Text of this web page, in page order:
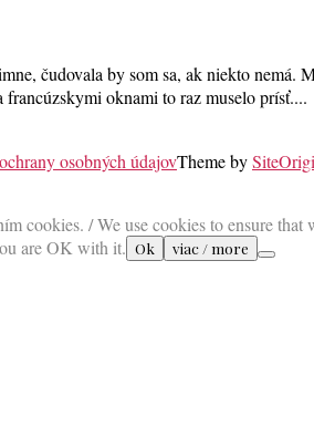
čudovala by som sa, ak niekto
oknami to raz muselo prísť....
osobných údajovTheme by
cookies. / We use cookies to ensure that
are OK with it. Ok viac / more